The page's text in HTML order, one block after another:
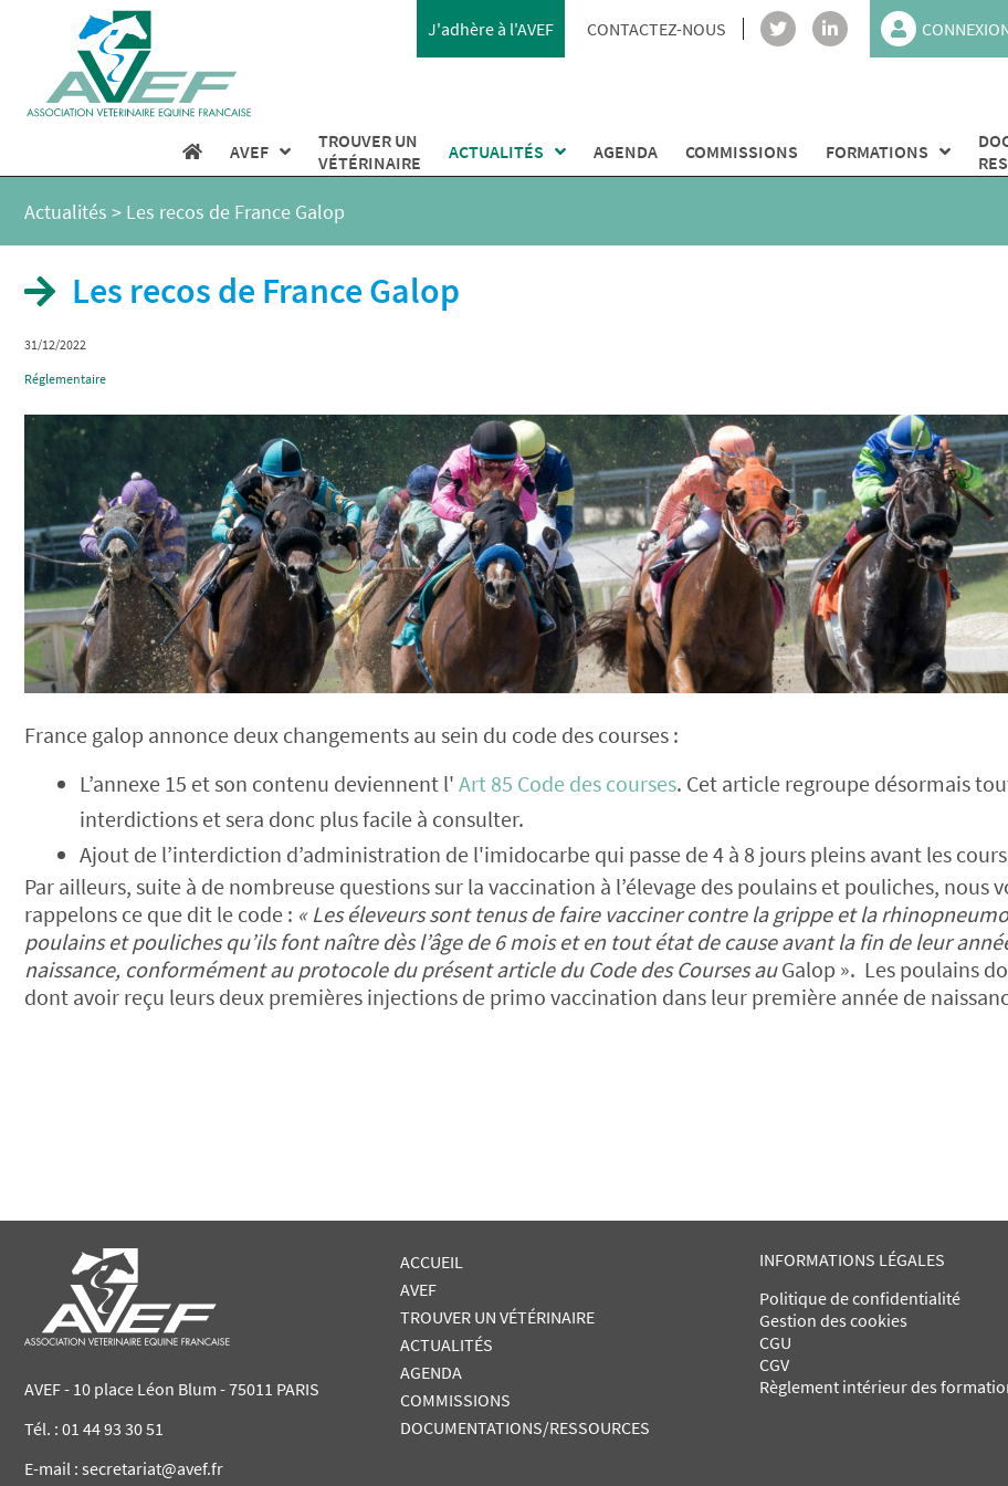
J'adhère à l'AVEF CONTACTEZ-NOUS
AVEF
TROUVER UN
VÉTÉRINAIRE
ACTUALITÉS AGENDA COMMISSIONS FORMATIONS
Actualités > Les recos de France Galop
Les recos de France Galop
31/12/2022
Réglementaire
France galop annonce deux changements au sein du code des courses :
L’annexe 15 et son contenu deviennent l' Art 85 Code des courses. Cet article regroupe désormais
interdictions et sera donc plus facile à consulter.
Ajout de l’interdiction d’administration de l'imidocarbe qui passe de 4 à 8 jours pleins avant les
Par ailleurs, suite à de nombreuse questions sur la vaccination à l’élevage des poulains et pouliches, nous
rappelons ce que dit le code : « Les éleveurs sont tenus de faire vacciner contre la grippe et la
poulains et pouliches qu’ils font naître dès l’âge de 6 mois et en tout état de cause avant la fin de leur
naissance, conformément au protocole du présent article du Code des Courses auGalop ». Les poulains
dont avoir reçu leurs deux premières injections de primo vaccination dans leur première année de
AVEF - 10 place Léon Blum - 75011 PARIS
Tél. : 01 44 93 30 51
E-mail : secretariat@avef.fr
ACCUEIL
AVEF
TROUVER UN VÉTÉRINAIRE
ACTUALITÉS
AGENDA
COMMISSIONS
DOCUMENTATIONS/RESSOURCES
INFORMATIONS LÉGALES
Politique de confidentialité
Gestion des cookies
CGU
CGV
Règlement intérieur des